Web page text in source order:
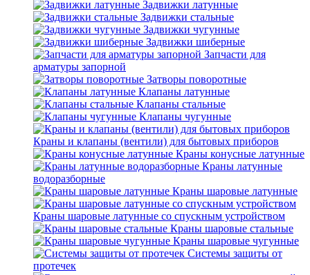
Задвижки латунные
Задвижки стальные
Задвижки чугунные
Задвижки шиберные
Запчасти для
арматуры запорной
Затворы поворотные
Клапаны латунные
Клапаны стальные
Клапаны чугунные
Краны и клапаны (вентили) для бытовых приборов
Краны конусные латунные
Краны латунные
водоразборные
Краны шаровые латунные
Краны шаровые латунные со спускным устройством
Краны шаровые стальные
Краны шаровые чугунные
Системы защиты от
протечек